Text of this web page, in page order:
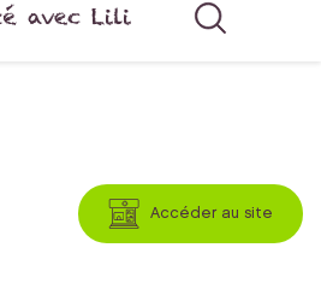
avec Lili
Accéder au site